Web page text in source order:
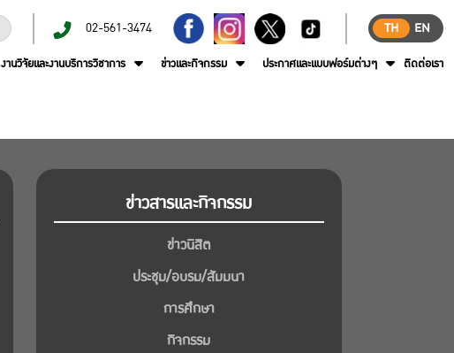
02-561-3474 TH
EN
งานวิจัยและงานบริการวิชาการ ข่าวและกิจกรรม ประกาศและแบบฟอร์มต่างๆ ติดต่อเรา
ข่าวสารและกิจกรรม
ข่าวนิสิต
ประชุม/อบรม/สัมมนา
การศึกษา
กิจกรรม